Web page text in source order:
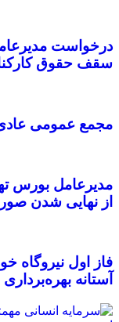
درخواست
سقف حقوق
مجمع عمومی
مدیرعامل بورس
از نهایی شدن
فاز اول نیروگاه
آستانه بهره‌برداری